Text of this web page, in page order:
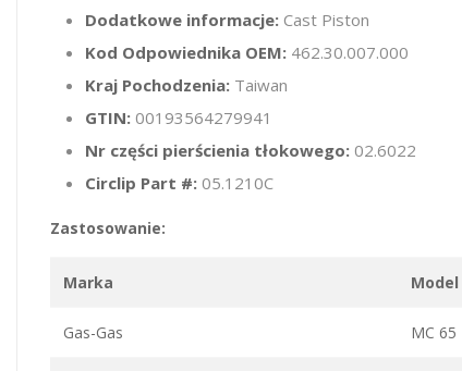
Dodatkowe informacje: Cast Piston
Kod Odpowiednika OEM: 462.30.007.000
Kraj Pochodzenia: Taiwan
GTIN: 00193564279941
Nr części pierścienia tłokowego: 02.6022
Circlip Part #: 05.1210C
Zastosowanie:
Marka Model
Gas-Gas MC 65